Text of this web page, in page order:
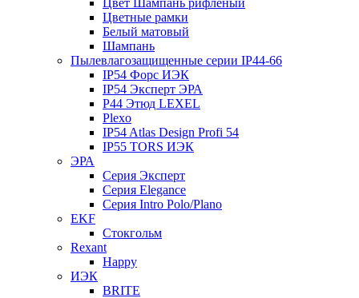
Цветные рамки
Белый матовый
Шампань
Пылевлагозащищенные серии IP44-66
IP54 Форс ИЭК
IP54 Эксперт ЭРА
P44 Этюд LEXEL
Plexo
IP54 Atlas Design Profi 54
IP55 TORS ИЭК
ЭРА
Серия Эксперт
Серия Elegance
Серия Intro Polo/Plano
EKF
Стокгольм
Rexant
Happy
ИЭК
BRITE